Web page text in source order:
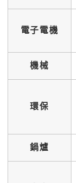
電子電機
機械
環保
鍋爐